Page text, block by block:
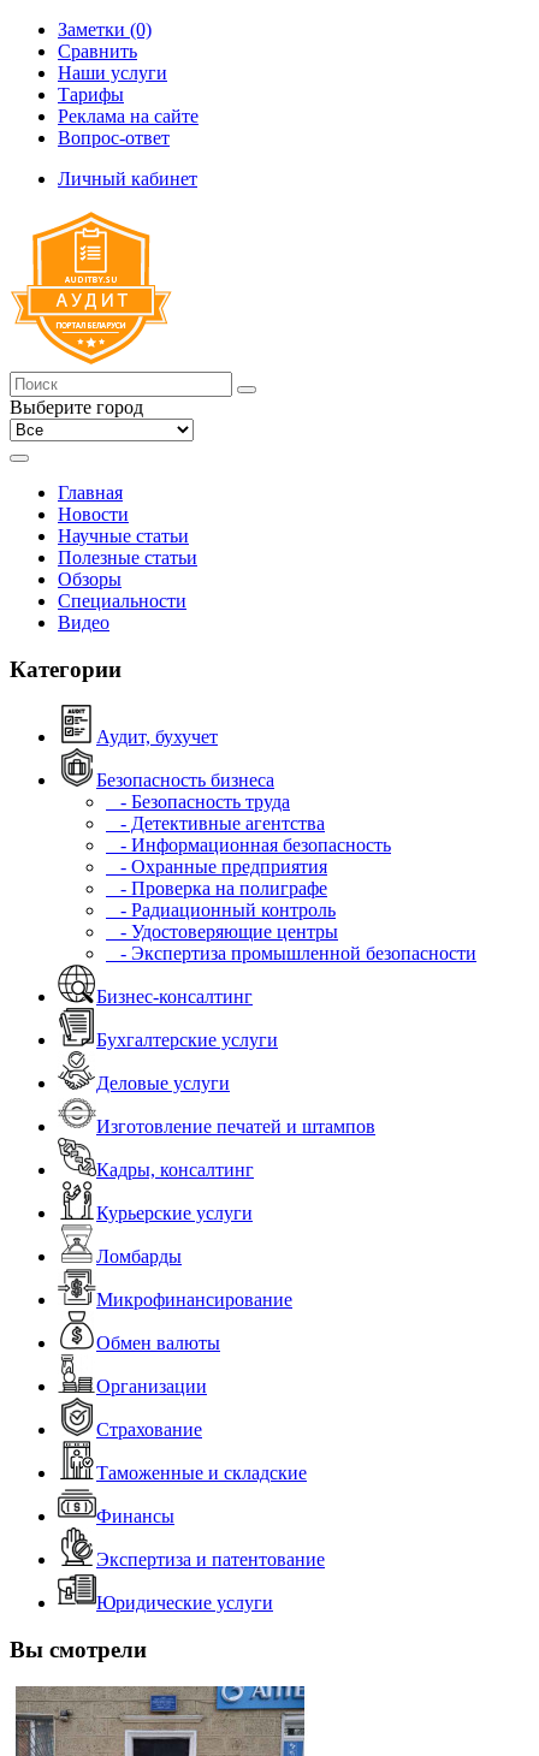
Заметки (0)
Сравнить
Наши услуги
Тарифы
Реклама на сайте
Вопрос-ответ
Личный кабинет
Выберите город
Главная
Новости
Научные статьи
Полезные статьи
Обзоры
Специальности
Видео
Категории
Аудит, бухучет
Безопасность бизнеса
- Безопасность труда
- Детективные агентства
- Информационная безопасность
- Охранные предприятия
- Проверка на полиграфе
- Радиационный контроль
- Удостоверяющие центры
- Экспертиза промышленной безопасности
Бизнес-консалтинг
Бухгалтерские услуги
Деловые услуги
Изготовление печатей и штампов
Кадры, консалтинг
Курьерские услуги
Ломбарды
Микрофинансирование
Обмен валюты
Организации
Страхование
Таможенные и складские
Финансы
Экспертиза и патентование
Юридические услуги
Вы смотрели